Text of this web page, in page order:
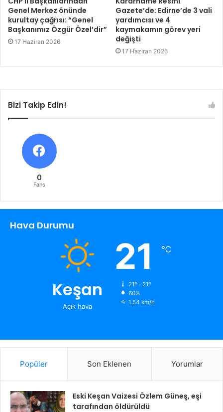
Genel Merkez önünde
kurultay çağrısı: “Genel
Başkanımız Özgür Özel’dir”
17 Haziran 2026
Gazete’de: Edirne’de 3 vali
yardımcısı ve 4
kaymakamın görev yeri
değişti
17 Haziran 2026
Bizi Takip Edin!
0
Fans
Hava Durumu
Keşan
Açık hava
21 ℃
21º - 21º
60%
1.54 km/h
Popüler Son Eklenen Yorumlar
Eski Keşan Vaizesi Özlem Güneş, eşi
tarafından öldürüldü